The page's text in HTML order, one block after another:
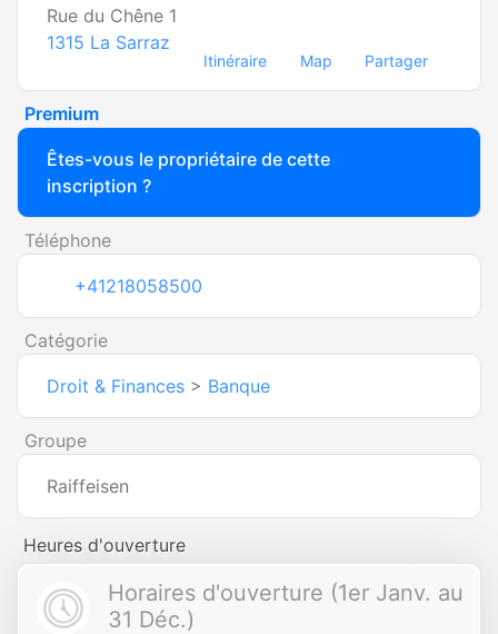
Rue du Chêne 1
1315 La Sarraz
Itinéraire Map Partager
Premium
Êtes-vous le propriétaire de cette
inscription ?
Téléphone
+41218058500
Catégorie
Droit & Finances > Banque
Groupe
Raiffeisen
Heures d'ouverture
Horaires d'ouverture (1er Janv. au
31 Déc.)